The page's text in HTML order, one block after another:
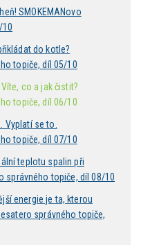
SMOKEMANovo
do kotle?
topiče, díl 05/10
co a jak čistit?
topiče, díl 06/10
Vyplatí se to.
topiče, díl 07/10
teplotu spalin při
správného topiče, díl 08/10
energie je ta, kterou
správného topiče,